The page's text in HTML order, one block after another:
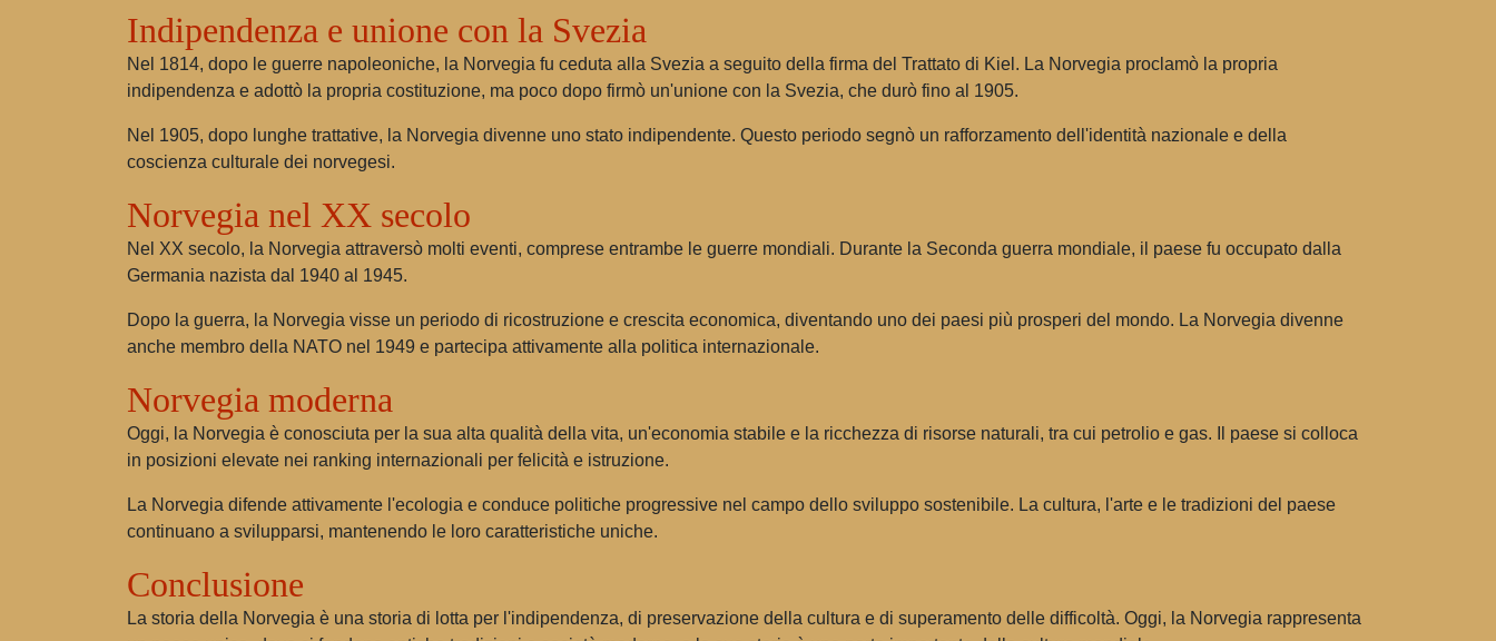
Indipendenza e unione con la Svezia
Nel 1814, dopo le guerre napoleoniche, la Norvegia fu ceduta alla Svezia a seguito della firma del Trattato di Kiel. La Norvegia proclamò la propria
indipendenza e adottò la propria costituzione, ma poco dopo firmò un'unione con la Svezia, che durò fino al 1905.
Nel 1905, dopo lunghe trattative, la Norvegia divenne uno stato indipendente. Questo periodo segnò un rafforzamento dell'identità nazionale e della
coscienza culturale dei norvegesi.
Norvegia nel XX secolo
Nel XX secolo, la Norvegia attraversò molti eventi, comprese entrambe le guerre mondiali. Durante la Seconda guerra mondiale, il paese fu occupato dalla
Germania nazista dal 1940 al 1945.
Dopo la guerra, la Norvegia visse un periodo di ricostruzione e crescita economica, diventando uno dei paesi più prosperi del mondo. La Norvegia divenne
anche membro della NATO nel 1949 e partecipa attivamente alla politica internazionale.
Norvegia moderna
Oggi, la Norvegia è conosciuta per la sua alta qualità della vita, un'economia stabile e la ricchezza di risorse naturali, tra cui petrolio e gas. Il paese si colloca
in posizioni elevate nei ranking internazionali per felicità e istruzione.
La Norvegia difende attivamente l'ecologia e conduce politiche progressive nel campo dello sviluppo sostenibile. La cultura, l'arte e le tradizioni del paese
continuano a svilupparsi, mantenendo le loro caratteristiche uniche.
Conclusione
La storia della Norvegia è una storia di lotta per l'indipendenza, di preservazione della cultura e di superamento delle difficoltà. Oggi, la Norvegia rappresenta